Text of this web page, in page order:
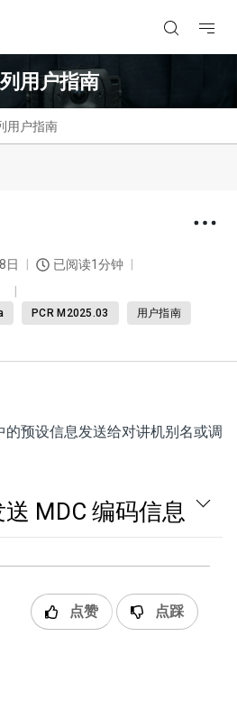
用户指南
用户指南
日
已阅读1分钟
PCR M2025.03
用户指南
预设信息发送给对讲机别名或调
MDC 编码信息
点赞 点踩